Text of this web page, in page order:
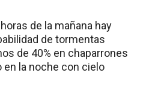
de la mañana hay
de tormentas
de 40% en chaparrones
en la noche con cielo